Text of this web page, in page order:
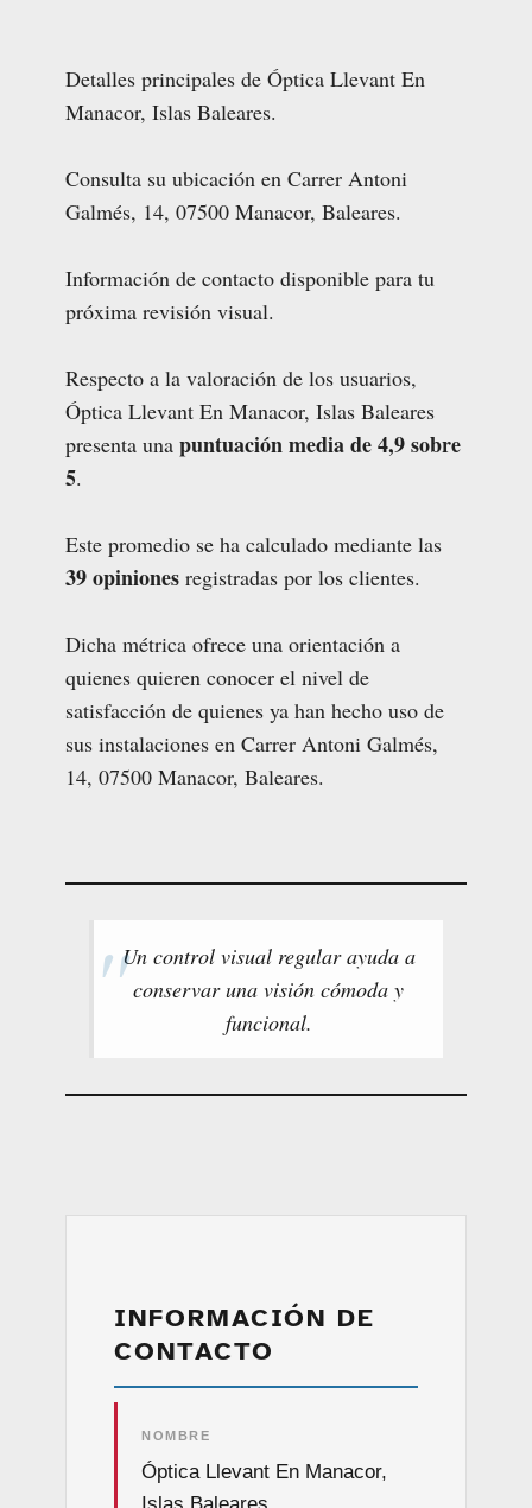
Detalles principales de Óptica Llevant En
Manacor, Islas Baleares.
Consulta su ubicación en Carrer Antoni
Galmés, 14, 07500 Manacor, Baleares.
Información de contacto disponible para tu
próxima revisión visual.
Respecto a la valoración de los usuarios,
Óptica Llevant En Manacor, Islas Baleares
presenta una puntuación media de 4,9 sobre
5.
Este promedio se ha calculado mediante las
39 opiniones registradas por los clientes.
Dicha métrica ofrece una orientación a
quienes quieren conocer el nivel de
satisfacción de quienes ya han hecho uso de
sus instalaciones en Carrer Antoni Galmés,
14, 07500 Manacor, Baleares.
Un control visual regular ayuda a
conservar una visión cómoda y
funcional.
INFORMACIÓN DE
CONTACTO
NOMBRE
Óptica Llevant En Manacor,